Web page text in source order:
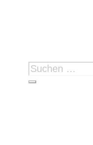
Suchen
nach: